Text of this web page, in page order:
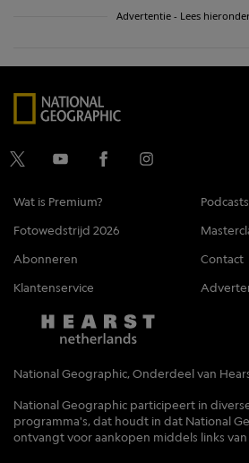
Advertentie - Lees
Wat is Premium?
Podcasts
Fotowedstrijd 2026
Abonneren
Contact
Klantenservice
National Geographic, Onderdeel van
National Geographic participeert in
programma's, dat houdt in dat National
ontvangt voor aankopen middels links